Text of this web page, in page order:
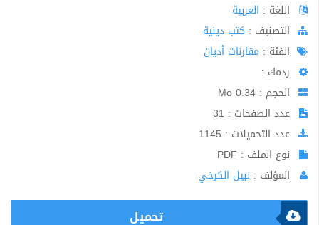
اللغة : العربية
اﻟﺘﺼﻨﻴﻒ : كتب دينية
الفئة : مقارنات أديان
ردمك :
الحجم : 0.34 Mo
عدد الصفحات : 31
عدد التحميلات : 1145
نوع الملف : PDF
المؤلف : نبيل الكرخي
تحميل